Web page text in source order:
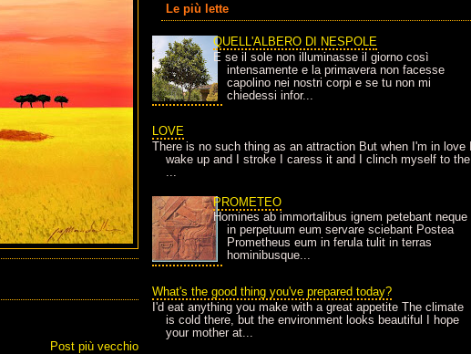
Post più vecchio
Le più lette
QUELL'ALBERO DI NESPOLE
E se il sole non illuminasse il giorno così
intensamente e la primavera non facesse
capolino nei nostri corpi e se tu non mi
chiedessi infor...
LOVE
There is no such thing as an attraction But when I'm in love I
wake up and I stroke I caress it and I clinch myself to the
...
PROMETEO
Homines ab immortalibus ignem petebant neque
in perpetuum eum servare sciebant Postea
Prometheus eum in ferula tulit in terras
hominibusque...
What's the good thing you've prepared today?
I'd eat anything you make with a great appetite The climate
is cold there, but the environment looks beautiful I hope
your mother at...